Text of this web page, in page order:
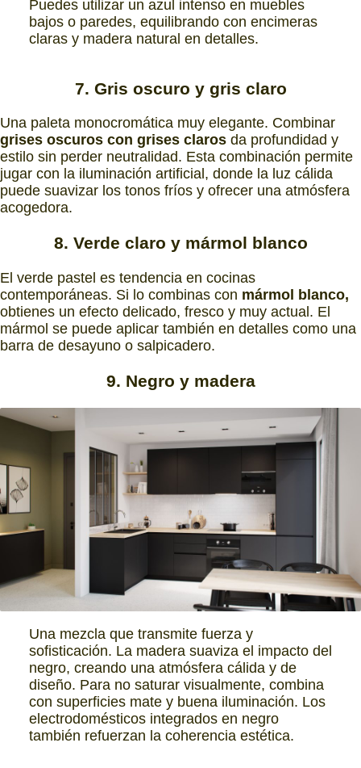
Puedes utilizar un azul intenso en muebles
bajos o paredes, equilibrando con encimeras
claras y madera natural en detalles.
7. Gris oscuro y gris claro
Una paleta monocromática muy elegante. Combinar
grises oscuros con grises claros da profundidad y
estilo sin perder neutralidad. Esta combinación permite
jugar con la iluminación artificial, donde la luz cálida
puede suavizar los tonos fríos y ofrecer una atmósfera
acogedora.
8. Verde claro y mármol blanco
El verde pastel es tendencia en cocinas
contemporáneas. Si lo combinas con mármol blanco,
obtienes un efecto delicado, fresco y muy actual. El
mármol se puede aplicar también en detalles como una
barra de desayuno o salpicadero.
9. Negro y madera
Una mezcla que transmite fuerza y
sofisticación. La madera suaviza el impacto del
negro, creando una atmósfera cálida y de
diseño. Para no saturar visualmente, combina
con superficies mate y buena iluminación. Los
electrodomésticos integrados en negro
también refuerzan la coherencia estética.